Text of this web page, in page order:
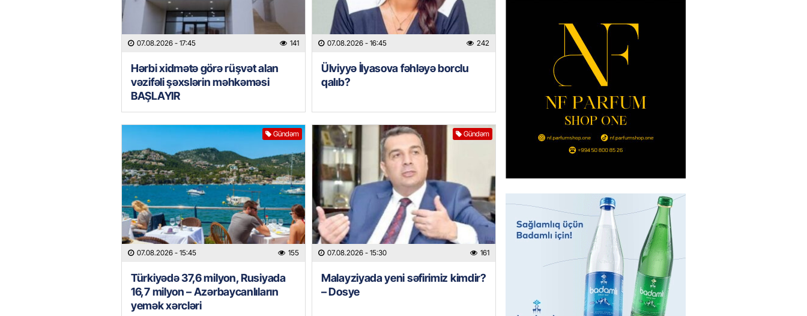
07.08.2026 - 17:45 141
Hərbi xidmətə görə rüşvət alan
vəzifəli şəxslərin məhkəməsi
BAŞLAYIR
07.08.2026 - 16:45 242
Ülviyyə İlyasova fəhləyə borclu
qalıb?
Gündəm
07.08.2026 - 15:45 155
Türkiyədə 37,6 milyon, Rusiyada
16,7 milyon – Azərbaycanlıların
yemək xərcləri
Gündəm
07.08.2026 - 15:30 161
Malayziyada yeni səfirimiz kimdir?
– Dosye
Türkiyə, Səudiyyə Ərəbistanı və
Pakistan arasında Məkkə müdafiə
sazişi imzalanıb
Tramp Ukraynaya bu silahı verməkdən
imtina etdi: ABŞ-ın özünün bu raketlərə
07.08.2026- 15:00 151
ÖZƏL
İki futbolçu İran millisindən İMTİNA
ETDİ:Bu ölkəni seçdilər
159
Azərbaycanda sabah 39 dərəcə isti
olacaq